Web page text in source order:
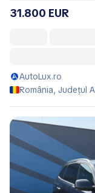
31.800 EUR
AutoLux.ro
România, Județul